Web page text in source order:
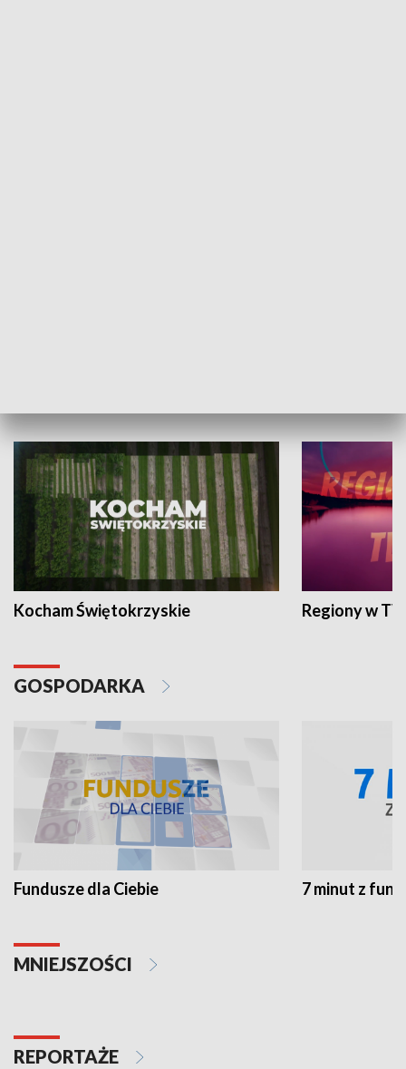
Kocham Świętokrzyskie Regiony w
GOSPODARKA
Fundusze dla Ciebie 7 minut z
MNIEJSZOŚCI
REPORTAŻE